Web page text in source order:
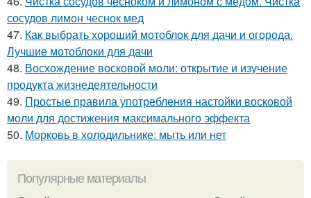
сосудов лимон чеснок мед
47. Как выбрать хороший мотоблок для дачи и огорода.
Лучшие мотоблоки для дачи
48. Восхождение восковой моли: открытие и изучение
продукта жизнедеятельности
49. Простые правила употребления настойки восковой
моли для достижения максимального эффекта
50. Морковь в холодильнике: мыть или нет
Популярные материалы